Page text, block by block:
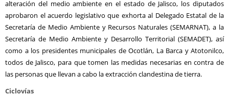
alteración del medio ambiente en el estado de Jalisco, los diputados
aprobaron el acuerdo legislativo que exhorta al Delegado Estatal de la
Secretaría de Medio Ambiente y Recursos Naturales (SEMARNAT), a la
Secretaría de Medio Ambiente y Desarrollo Territorial (SEMADET), así
como a los presidentes municipales de Ocotlán, La Barca y Atotonilco,
todos de Jalisco, para que tomen las medidas necesarias en contra de
las personas que llevan a cabo la extracción clandestina de tierra.
Ciclovías